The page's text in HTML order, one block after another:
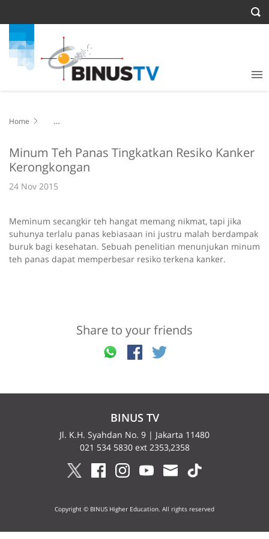
Home
Minum Teh Panas Tingkatkan Resiko Kanker
Kerongkongan
24 Nov 2015
Meminum secangkir teh hangat memang nikmat, tapi jika
suhunya terlalu panas kebiasaan ini justru malah berdampak
buruk bagi kesehatan. Sebuah penelitian menunjukan minum
teh panas dapat memperbesar resiko terkena kanker.
Share to your friends
BINUS TV
Jl. K.H. Syahdan No. 9 | Jakarta 11480
021 534 5830 ext 2353,2358
Copyright © BINUS Higher Education. All rights reserved